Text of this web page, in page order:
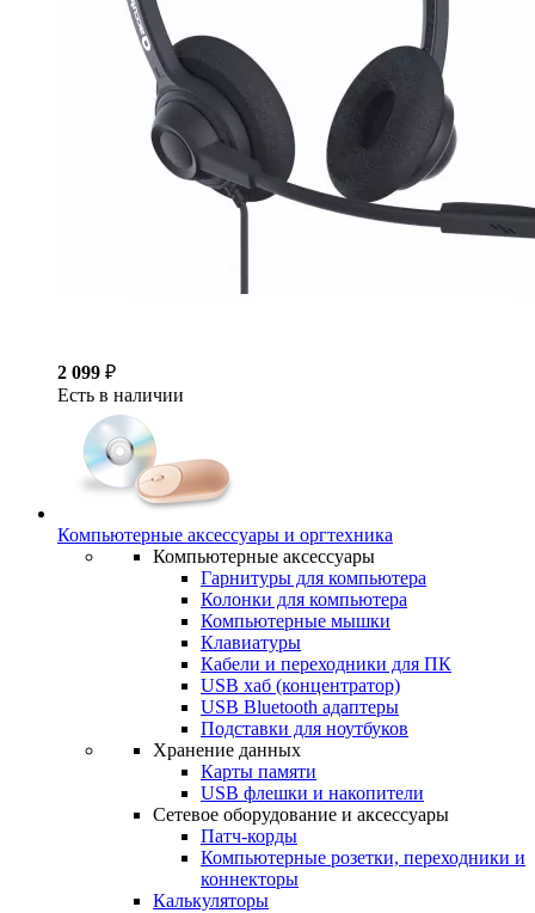
2 099 ₽
Есть в наличии
Компьютерные аксессуары и оргтехника
Компьютерные аксессуары
Гарнитуры для компьютера
Колонки для компьютера
Компьютерные мышки
Клавиатуры
Кабели и переходники для ПК
USB хаб (концентратор)
USB Bluetooth адаптеры
Подставки для ноутбуков
Хранение данных
Карты памяти
USB флешки и накопители
Сетевое оборудование и аксессуары
Патч-корды
Компьютерные розетки, переходники и
коннекторы
Калькуляторы